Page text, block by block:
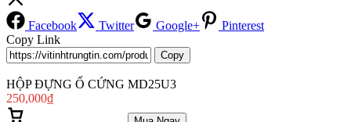
Facebook Twitter Google+
Pinterest
Copy Link
Copy
HỘP ĐỰNG Ổ CỨNG MD25U3
250,000₫